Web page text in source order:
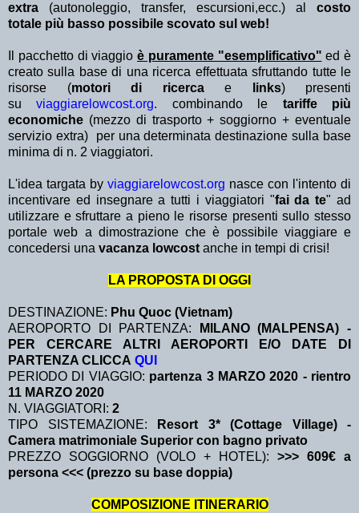
extra (autonoleggio, transfer, escursioni,ecc.) al costo
totale più basso possibile scovato sul web!
Il pacchetto di viaggio è puramente "esemplificativo" ed è
creato sulla base di una ricerca effettuata sfruttando tutte le
risorse (motori di ricerca e links) presenti
suviaggiarelowcost.org. combinando le tariffe più
economiche (mezzo di trasporto + soggiorno + eventuale
servizio extra)
per una determinata destinazione sulla base
minima di n. 2 viaggiatori.
L'idea targata by viaggiarelowcost.org nasce con l'intento di
incentivare ed insegnare a tutti i viaggiatori "fai da te" ad
utilizzare e sfruttare a pieno le risorse presenti sullo stesso
portale web a dimostrazione che è possibile viaggiare e
concedersi una vacanza lowcost anche in tempi di crisi!
LA PROPOSTA DI OGGI
DESTINAZIONE: Phu Quoc (Vietnam)
AEROPORTO DI PARTENZA:
MILANO (MALPENSA) -
PER CERCARE ALTRI AEROPORTI E/O DATE DI
PARTENZA CLICCA QUI
PERIODO DI VIAGGIO: partenza 3 MARZO 2020 - rientro
11 MARZO 2020
N. VIAGGIATORI: 2
TIPO SISTEMAZIONE:
Resort 3* (Cottage Village) -
Camera matrimoniale Superior con bagno privato
PREZZO SOGGIORNO (VOLO + HOTEL): >>> 609€ a
persona <<< (prezzo su base doppia)
COMPOSIZIONE ITINERARIO